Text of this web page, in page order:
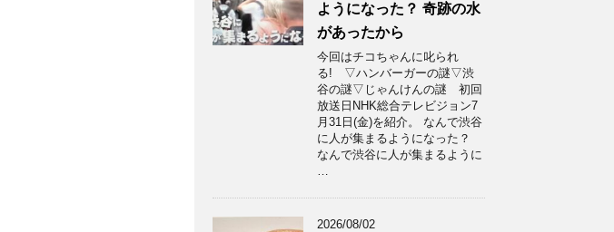
ようになった？ 奇跡の水
があったから
今回はチコちゃんに叱られ
る! ▽ハンバーガーの謎▽渋
谷の謎▽じゃんけんの謎 初回
放送日NHK総合テレビジョン7
月31日(金)を紹介。 なんで渋谷
に人が集まるようになった？
なんで渋谷に人が集まるように
…
2026/08/02